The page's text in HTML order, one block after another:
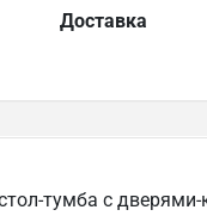
Доставка
тумба с